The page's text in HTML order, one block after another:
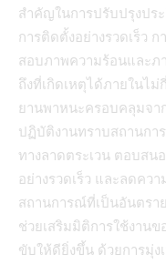
สำคัญในการปรับปรุงปร
การติดตั้งอย่างรวดเร็ว
สอบภาพความร้อนและภ
ถึงที่เกิดเหตุได้ภายในไ
ยานพาหนะครอบคลุมจา
ปฏิบัติงานทราบสถานก
ทางลาดตระเวน ตอบส
อย่างรวดเร็ว และลดคว
สถานการณ์ที่เป็นอันตรา
ช่วยเสริมมิติการใช้งาน
ขับให้ดียิ่งขึ้น ด้วยการมุ่ง